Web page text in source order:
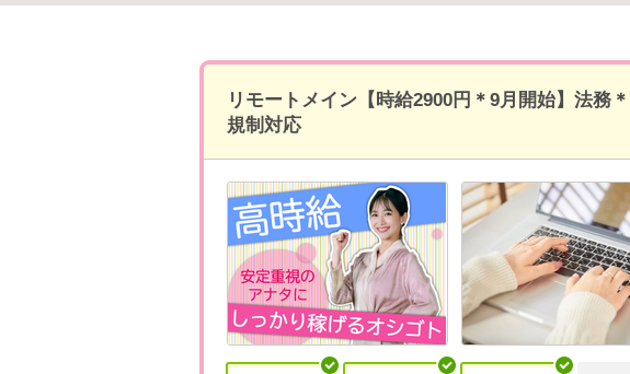
リモートメイン【時給2900円＊9月開始】法務
規制対応